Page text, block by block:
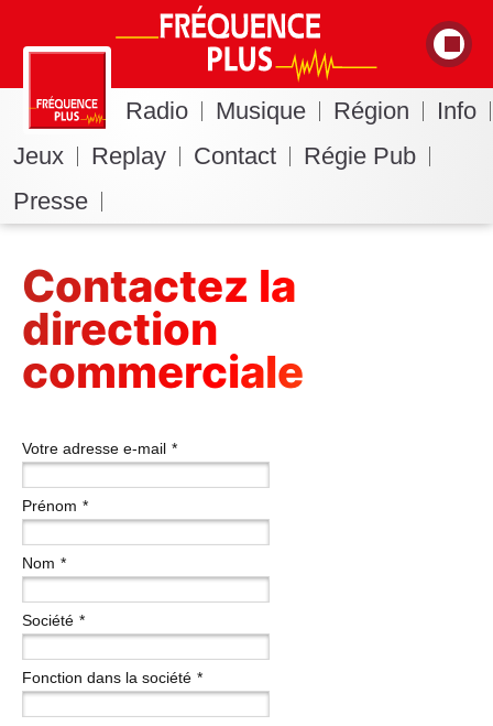
Radio Musique Région
Info
Jeux
Replay Contact
Régie Pub
Presse
Contactez la
direction
commerciale
Votre adresse e-mail *
Prénom *
Nom *
Société *
Fonction dans la société *